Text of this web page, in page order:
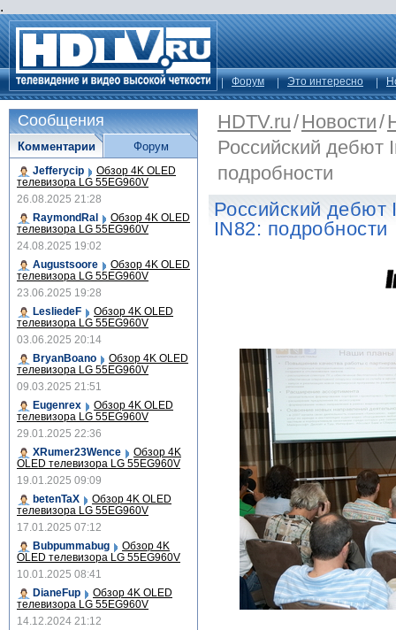
.
Форум Это интересно
HDTV.ru/Новости/
Российский дебют
подробности
Российский дебют
IN82: подробности
Сообщения
Комментарии
Jefferycip Обзор 4K OLED
телевизора LG 55EG960V
26.08.2025 21:28
RaymondRal
Обзор 4K OLED
телевизора LG 55EG960V
24.08.2025 19:02
Augustsoore
Обзор 4K OLED
телевизора LG 55EG960V
23.06.2025 19:28
LesliedeF
Обзор 4K OLED
телевизора LG 55EG960V
03.06.2025 20:14
BryanBoano
Обзор 4K OLED
телевизора LG 55EG960V
09.03.2025 21:51
Eugenrex
Обзор 4K OLED
телевизора LG 55EG960V
29.01.2025 22:36
XRumer23Wence
Обзор 4K
OLED телевизора LG 55EG960V
19.01.2025 09:09
betenTaX
Обзор 4K OLED
телевизора LG 55EG960V
17.01.2025 07:12
Bubpummabug
Обзор 4K
OLED телевизора LG 55EG960V
10.01.2025 08:41
DianeFup
Обзор 4K OLED
телевизора LG 55EG960V
14.12.2024 21:12
Форум